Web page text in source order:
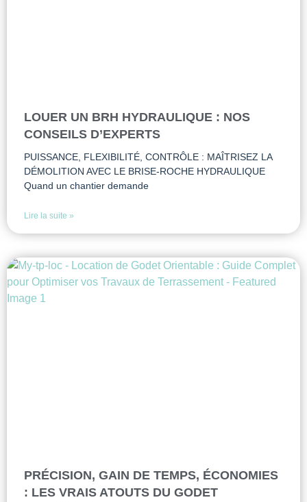
LOUER UN BRH HYDRAULIQUE : NOS
CONSEILS D’EXPERTS
PUISSANCE, FLEXIBILITÉ, CONTRÔLE : MAÎTRISEZ LA
DÉMOLITION AVEC LE BRISE-ROCHE HYDRAULIQUE
Quand un chantier demande
Lire la suite »
PRÉCISION, GAIN DE TEMPS, ÉCONOMIES
: LES VRAIS ATOUTS DU GODET